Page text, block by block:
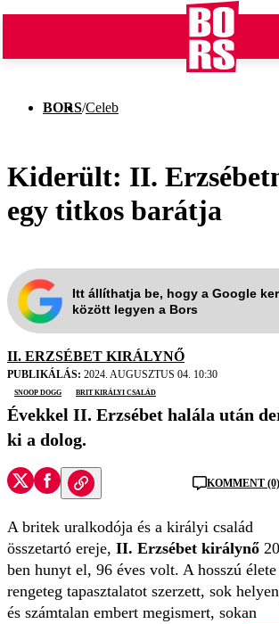
BORS/Celeb
Kiderült: II.
egy titkos barátja
Itt állíthatja be, hogy a Google
között legyen a Bors
II. ERZSÉBET KIRÁLYNŐ
PUBLIKÁLÁS: 2024. AUGUSZTUS 04. 10:30
Snoop Dogg
brit királyi család
Évekkel II. Erzsébet halála után
ki a dolog.
KOMMENT (0)
A britek uralkodója és a királyi család
összetartó ereje, II. Erzsébet királynő
ben hunyt el, 96 éves volt. A hosszú
rengeteg tapasztalatot szerzett, sok
és számtalan embert megismert, sokan